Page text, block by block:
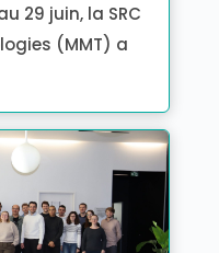
29 juin, la SRC
(MMT) a